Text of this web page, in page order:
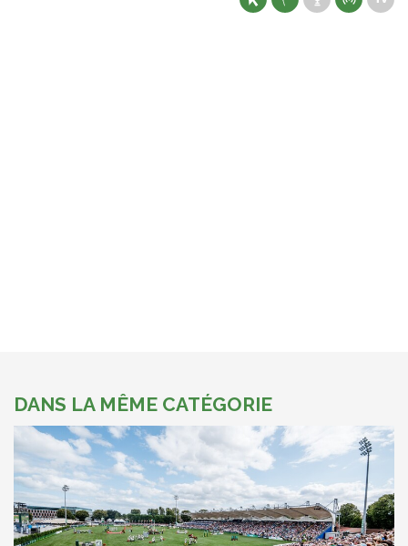
DANS LA MÊME CATÉGORIE